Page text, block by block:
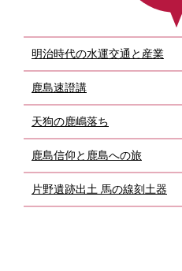
明治時代の水運交通と産業
鹿島速證講
天狗の鹿嶋落ち
鹿島信仰と鹿島への旅
片野遺跡出土 馬の線刻土器